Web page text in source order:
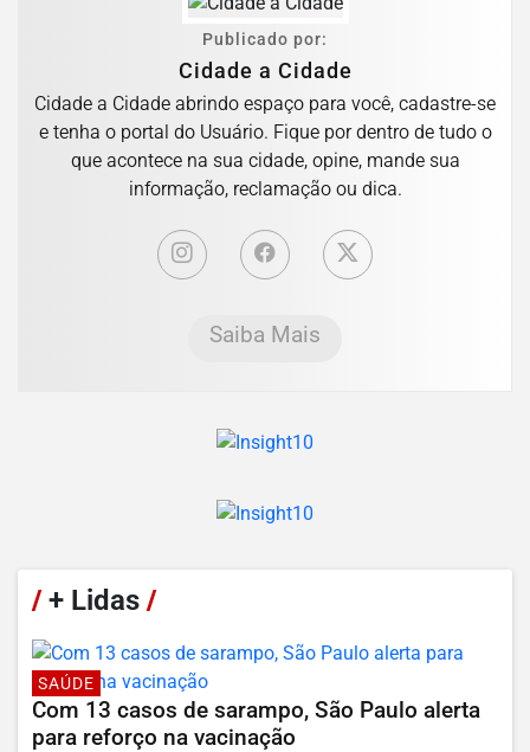
Publicado por:
Cidade a Cidade
Cidade a Cidade abrindo espaço para você, cadastre-se
e tenha o portal do Usuário. Fique por dentro de tudo o
que acontece na sua cidade, opine, mande sua
informação, reclamação ou dica.
Saiba Mais
/+ Lidas /
SAÚDE
Com 13 casos de sarampo, São Paulo alerta
para reforço na vacinação